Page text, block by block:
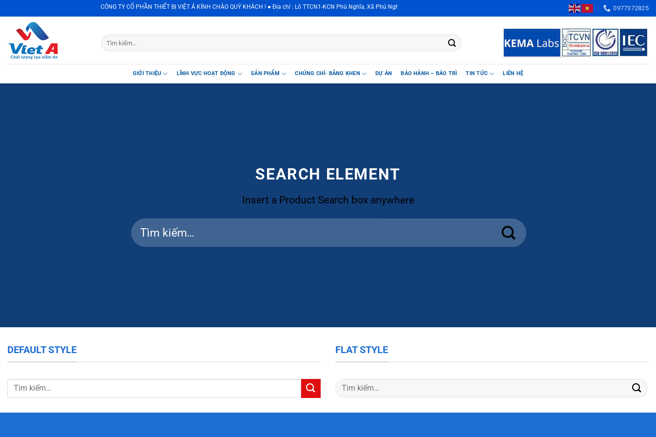
to
content
CÔNG TY CỔ PHẦN THIẾT BỊ VIỆT Á KÍNH CHÀO QUÝ KHÁCH ! ● Địa chỉ : Lô TTCN1-KCN Phú Nghĩa, Xã Phú Nghĩa, Huyện Chương Mỹ, TP. Hà Nội, Việt Nam 0977372825
GIỚI THIỆU LĨNH VỰC HOẠT ĐỘNG SẢN PHẨM CHỨNG CHỈ- BẰNG KHEN DỰ ÁN BẢO HÀNH – BẢO TRÌ TIN TỨC LIÊN HỆ
SEARCH ELEMENT
Insert a Product Search box anywhere
DEFAULT STYLE FLAT STYLE